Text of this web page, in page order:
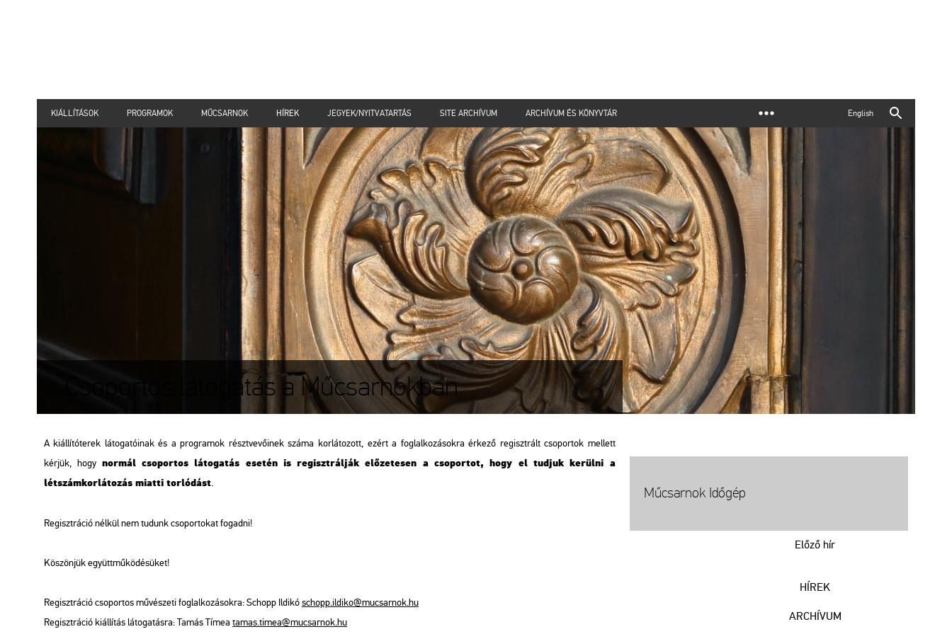
KIÁLLÍTÁSOK PROGRAMOK MŰCSARNOK HÍREK JEGYEK/NYITVATARTÁS SITE ARCHÍVUM ARCHÍVUM ÉS KÖNYVTÁR English
Csoportos látogatás a Műcsarnokban
A kiállítóterek látogatóinak és a programok résztvevőinek száma korlátozott, ezért a foglalkozásokra érkező regisztrált csoportok mellett
kérjük, hogy normál csoportos látogatás esetén is regisztrálják előzetesen a csoportot, hogy el tudjuk kerülni a
létszámkorlátozás miatti torlódást.
Regisztráció nélkül nem tudunk csoportokat fogadni!
Köszönjük együttműködésüket!
Regisztráció csoportos művészeti foglalkozásokra: Schopp Ildikóschopp.ildiko@mucsarnok.hu
Regisztráció kiállítás látogatásra: Tamás Tímea tamas.timea@mucsarnok.hu
Műcsarnok Időgép
Előző hír
HÍREK
ARCHÍVUM